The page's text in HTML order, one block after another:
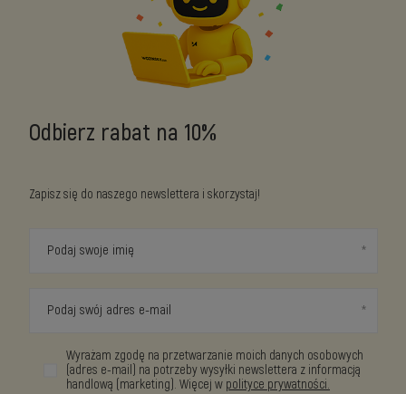
Odbierz rabat na 10%
Zapisz się do naszego newslettera i skorzystaj!
Podaj swoje imię
Podaj swój adres e-mail
Wyrażam zgodę na przetwarzanie moich danych osobowych
(adres e-mail) na potrzeby wysyłki newslettera z informacją
handlową (marketing). Więcej w polityce prywatności.